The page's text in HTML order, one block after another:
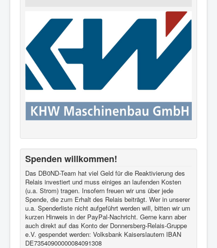
Spenden willkommen!
Das DB0ND-Team hat viel Geld für die Reaktivierung des
Relais investiert und muss einiges an laufenden Kosten
(u.a. Strom) tragen. Insofern freuen wir uns über jede
Spende, die zum Erhalt des Relais beiträgt. Wer in unserer
u.a. Spenderliste nicht aufgeführt werden will, bitten wir um
kurzen Hinweis in der PayPal-Nachricht. Gerne kann aber
auch direkt auf das Konto der Donnersberg-Relais-Gruppe
e.V. gespendet werden: Volksbank Kaiserslautern IBAN
DE73540900000084091308